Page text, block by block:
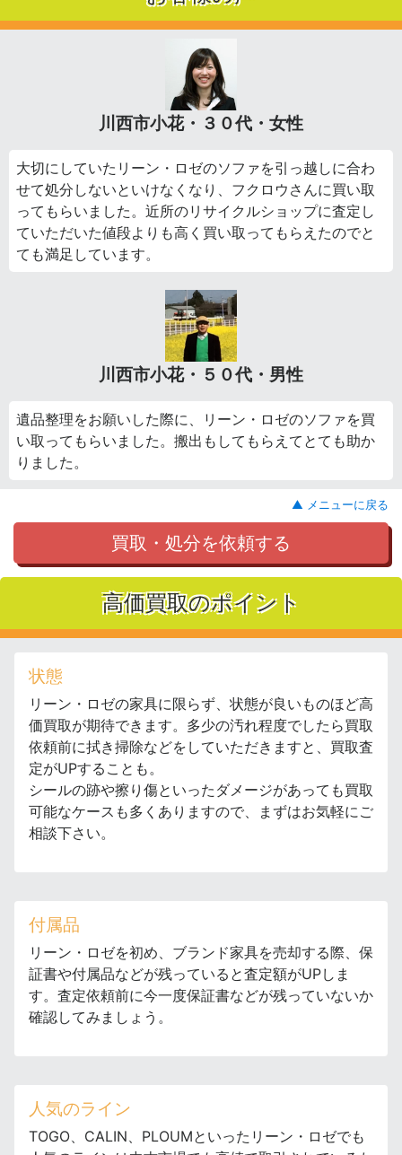
川西市小花・３０代・女性
大切にしていたリーン・ロゼのソファを引っ越しに合わ
せて処分しないといけなくなり、フクロウさんに買い取
ってもらいました。近所のリサイクルショップに査定し
ていただいた値段よりも高く買い取ってもらえたのでと
ても満足しています。
川西市小花・５０代・男性
遺品整理をお願いした際に、リーン・ロゼのソファを買
い取ってもらいました。搬出もしてもらえてとても助か
りました。
▲ メニューに戻る
買取・処分を依頼する
高価買取のポイント
状態
リーン・ロゼの家具に限らず、状態が良いものほど高
価買取が期待できます。多少の汚れ程度でしたら買取
依頼前に拭き掃除などをしていただきますと、買取査
定がUPすることも。
シールの跡や擦り傷といったダメージがあっても買取
可能なケースも多くありますので、まずはお気軽にご
相談下さい。
付属品
リーン・ロゼを初め、ブランド家具を売却する際、保
証書や付属品などが残っていると査定額がUPしま
す。査定依頼前に今一度保証書などが残っていないか
確認してみましょう。
人気のライン
TOGO、CALIN、PLOUMといったリーン・ロゼでも